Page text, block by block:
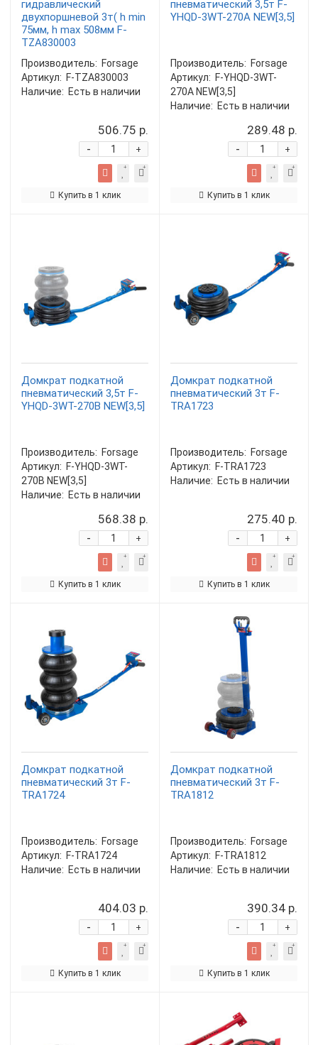
гидравлический
двухпоршневой 3т( h min
75мм, h max 508мм F-
TZA830003
Производитель: Forsage
Артикул: F-TZA830003
Наличие: Есть в наличии
506.75 р.
+
-
Купить в 1 клик
пневматический 3,5т F-
YHQD-3WT-270A NEW[3,5]
Производитель: Forsage
Артикул: F-YHQD-3WT-
270A NEW[3,5]
Наличие: Есть в наличии
289.48 р.
+
-
Купить в 1 клик
Домкрат подкатной
пневматический 3,5т F-
YHQD-3WT-270B NEW[3,5]
Производитель: Forsage
Артикул: F-YHQD-3WT-
270B NEW[3,5]
Наличие: Есть в наличии
568.38 р.
+
-
Купить в 1 клик
Домкрат подкатной
пневматический 3т F-
TRA1723
Производитель: Forsage
Артикул: F-TRA1723
Наличие: Есть в наличии
275.40 р.
+
-
Купить в 1 клик
Домкрат подкатной
пневматический 3т F-
TRA1724
Производитель: Forsage
Артикул: F-TRA1724
Наличие: Есть в наличии
404.03 р.
+
-
Купить в 1 клик
Домкрат подкатной
пневматический 3т F-
TRA1812
Производитель: Forsage
Артикул: F-TRA1812
Наличие: Есть в наличии
390.34 р.
+
-
Купить в 1 клик